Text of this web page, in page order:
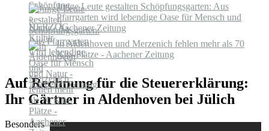
Junge Leute gestalten Schöpfungsgarten: Aus
Pfarrgarten wird lebendige Oase für Mensch und
Natur - Aachener Zeitung
In Aldenhoven und Merzenich fehlen mehr als 70
Kita-Plätze - Aachener Zeitung
Auf Rechnung für die Steuererklärung:
Ihr Gärtner in Aldenhoven bei Jülich
Besonders